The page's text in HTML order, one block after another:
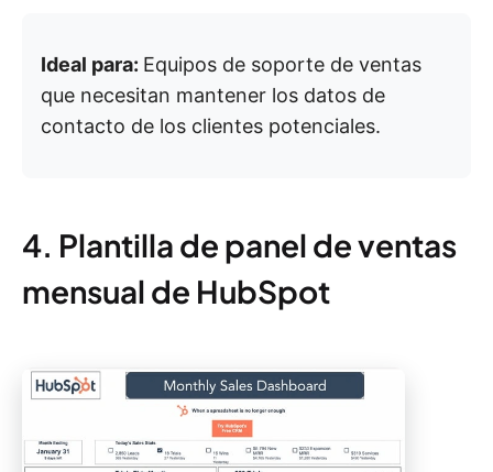
Ideal para: Equipos de soporte de ventas
que necesitan mantener los datos de
contacto de los clientes potenciales.
4. Plantilla de panel de ventas
mensual de HubSpot